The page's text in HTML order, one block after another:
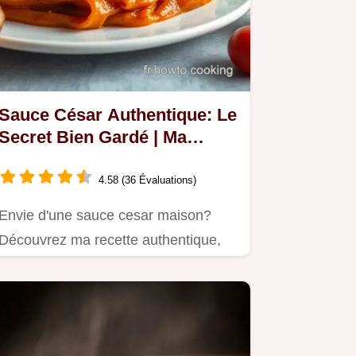
César Authentique: Le
Bien Gardé | Ma
4.58 (36 Évaluations)
d'une sauce cesar maison?
ma recette authentique,